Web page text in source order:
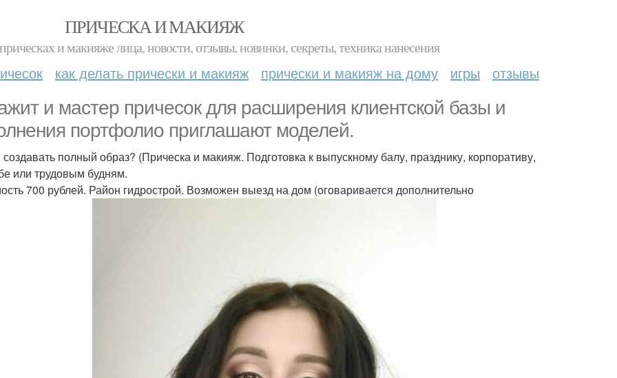
ПРИЧЕСКА И МАКИЯЖ
и макияже лица, новости, отзывы, новинки, секреты, техника нанесения
как делать прически и макияж прически и макияж на дому игры отзывы
и мастер причесок для расширения клиентской базы и
портфолио приглашают моделей.
полный образ? (Прическа и макияж. Подготовка к выпускному балу, празднику, корпоративу,
или трудовым будням.
700 рублей. Район гидрострой. Возможен выезд на дом (оговаривается дополнительно